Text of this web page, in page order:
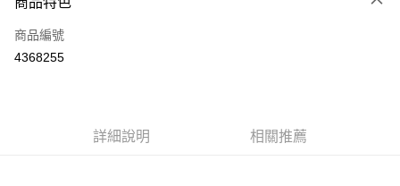
信用卡一次付款
超商取貨付款
商品編號
4368255
詳細說明 相關推薦